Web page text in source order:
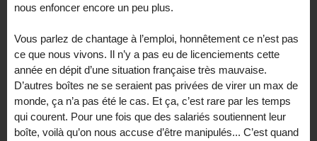
nous enfoncer encore un peu plus.
Vous parlez de chantage à l’emploi, honnêtement ce n’est pas
ce que nous vivons. Il n’y a pas eu de licenciements cette
année en dépit d’une situation française très mauvaise.
D’autres boîtes ne se seraient pas privées de virer un max de
monde, ça n’a pas été le cas. Et ça, c’est rare par les temps
qui courent. Pour une fois que des salariés soutiennent leur
boîte, voilà qu’on nous accuse d’être manipulés... C’est quand